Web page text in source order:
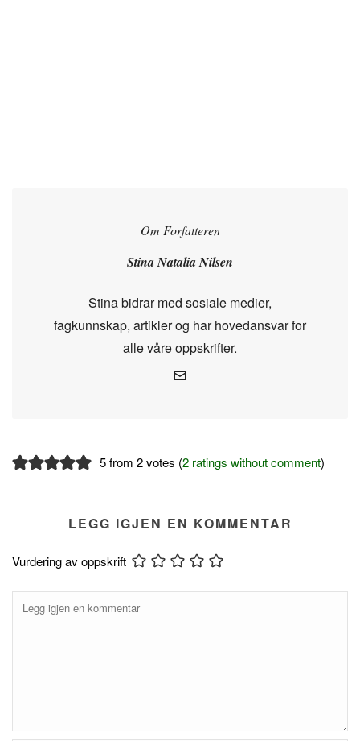
Om Forfatteren
Stina Natalia Nilsen
Stina bidrar med sosiale medier,
fagkunnskap, artikler og har hovedansvar for
alle våre oppskrifter.
5 from 2 votes (2 ratings without comment)
LEGG IGJEN EN KOMMENTAR
Vurdering av oppskrift